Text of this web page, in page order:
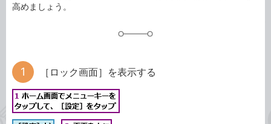
高めましょう。
［ロック画面］を表示する